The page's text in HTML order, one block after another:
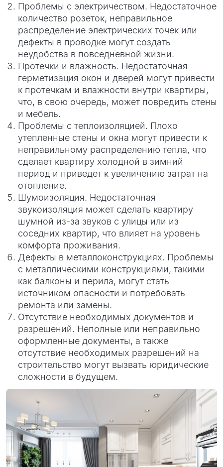
Проблемы с электричеством. Недостаточное
количество розеток, неправильное
распределение электрических точек или
дефекты в проводке могут создать
неудобства в повседневной жизни.
Протечки и влажность. Недостаточная
герметизация окон и дверей могут привести
к протечкам и влажности внутри квартиры,
что, в свою очередь, может повредить стены
и мебель.
Проблемы с теплоизоляцией. Плохо
утепленные стены и окна могут привести к
неправильному распределению тепла, что
сделает квартиру холодной в зимний
период и приведет к увеличению затрат на
отопление.
Шумоизоляция. Недостаточная
звукоизоляция может сделать квартиру
шумной из-за звуков с улицы или из
соседних квартир, что влияет на уровень
комфорта проживания.
Дефекты в металлоконструкциях. Проблемы
с металлическими конструкциями, такими
как балконы и перила, могут стать
источником опасности и потребовать
ремонта или замены.
Отсутствие необходимых документов и
разрешений. Неполные или неправильно
оформленные документы, а также
отсутствие необходимых разрешений на
строительство могут вызвать юридические
сложности в будущем.